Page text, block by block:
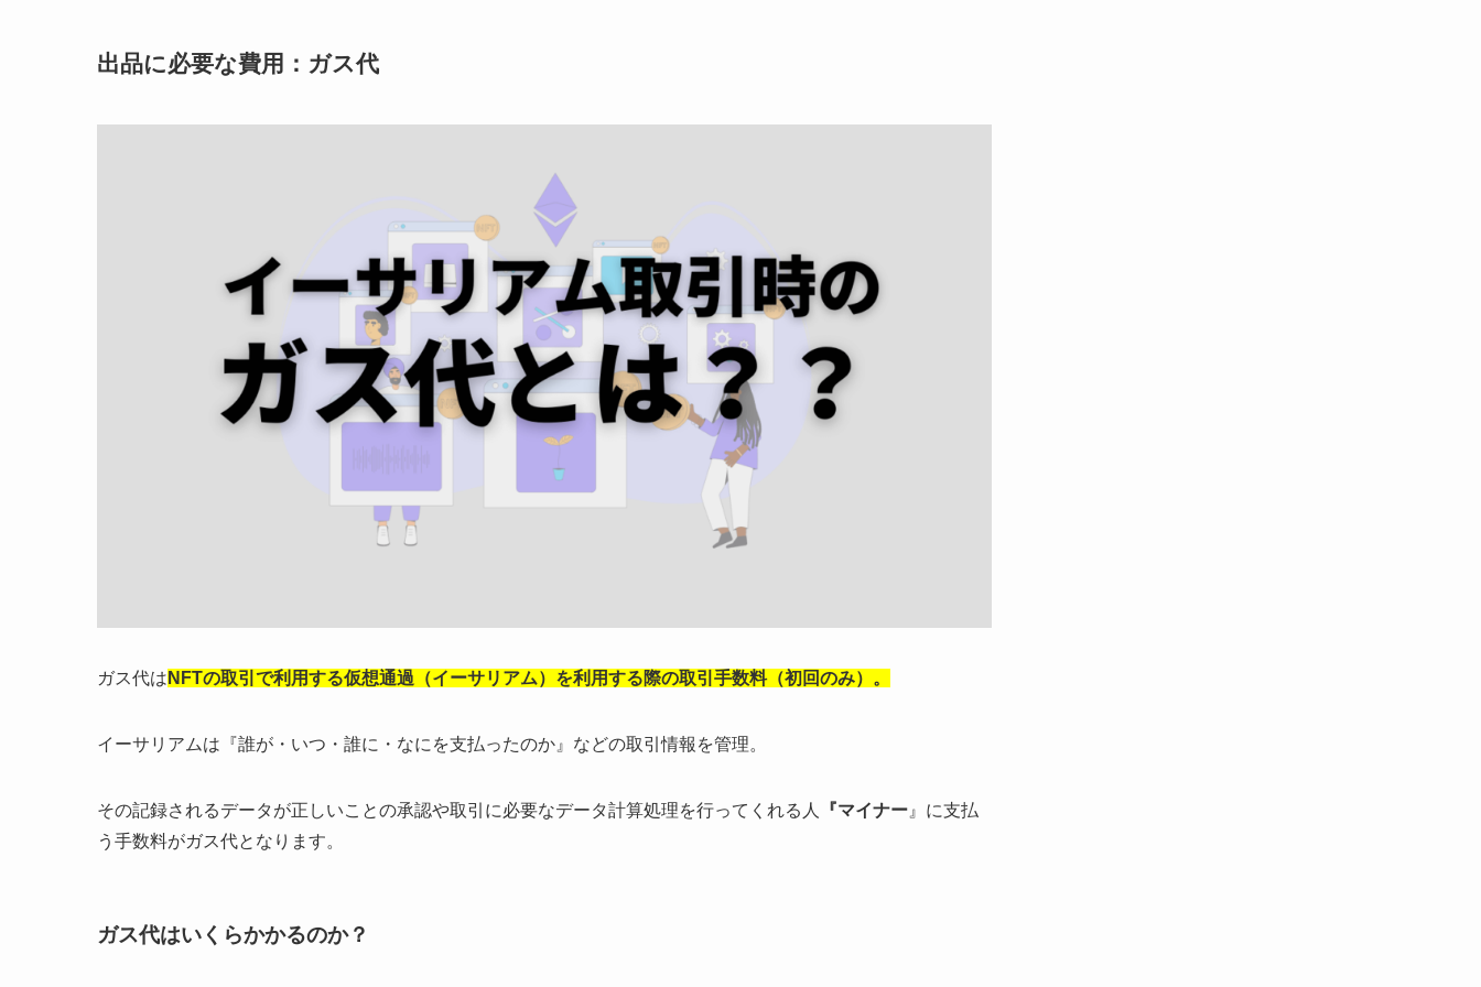
出品に必要な費用：ガス代
ガス代は NFTの取引で利用する仮想通過（イーサリアム）を利用する際の取引手数料（初回のみ）。
イーサリアムは『誰が・いつ・誰に・なにを支払ったのか』などの取引情報を管理。
その記録されるデータが正しいことの承認や取引に必要なデータ計算処理を行ってくれる人 『マイナー 』に支払
う手数料がガス代となります。
ガス代はいくらかかるのか？